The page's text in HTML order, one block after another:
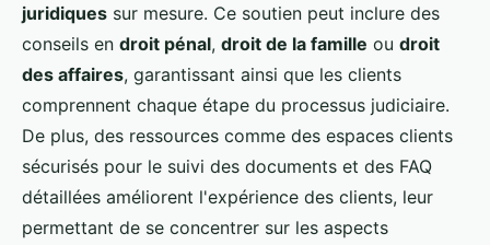
juridiques sur mesure. Ce soutien peut inclure des
conseils en droit pénal, droit de la famille ou droit
des affaires, garantissant ainsi que les clients
comprennent chaque étape du processus judiciaire.
De plus, des ressources comme des espaces clients
sécurisés pour le suivi des documents et des FAQ
détaillées améliorent l'expérience des clients, leur
permettant de se concentrer sur les aspects